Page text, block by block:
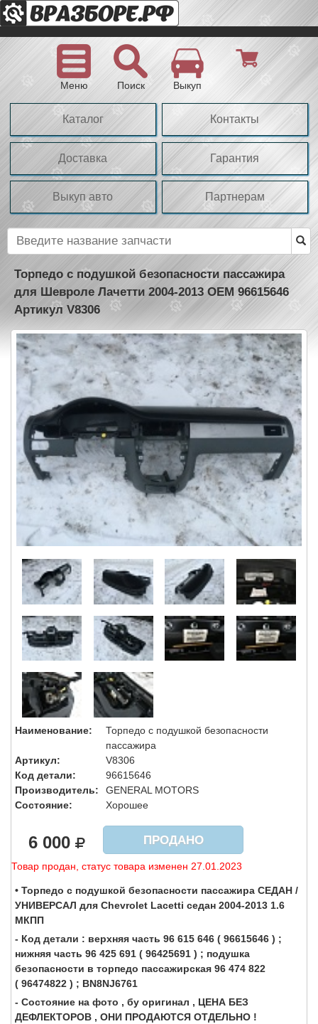
Меню Поиск Выкуп
Каталог Контакты
Доставка Гарантия
Выкуп авто Партнерам
Торпедо с подушкой безопасности пассажира
для Шевроле Лачетти 2004-2013 OEM 96615646
Артикул V8306
Наименование:
Торпедо с подушкой безопасности
пассажира
Артикул:
V8306
Код детали:
96615646
Производитель:
GENERAL MOTORS
Состояние:
Хорошее
6 000 ПРОДАНО
Товар продан, статус товара изменен 27.01.2023
• Торпедо с подушкой безопасности пассажира СЕДАН /
УНИВЕРСАЛ для Chevrolet Lacetti седан 2004-2013 1.6
МКПП
- Код детали : верхняя часть 96 615 646 ( 96615646 ) ;
нижняя часть 96 425 691 ( 96425691 ) ; подушка
безопасности в торпедо пассажирская 96 474 822
( 96474822 ) ; BN8NJ6761
- Состояние на фото , бу оригинал , ЦЕНА БЕЗ
ДЕФЛЕКТОРОВ , ОНИ ПРОДАЮТСЯ ОТДЕЛЬНО !